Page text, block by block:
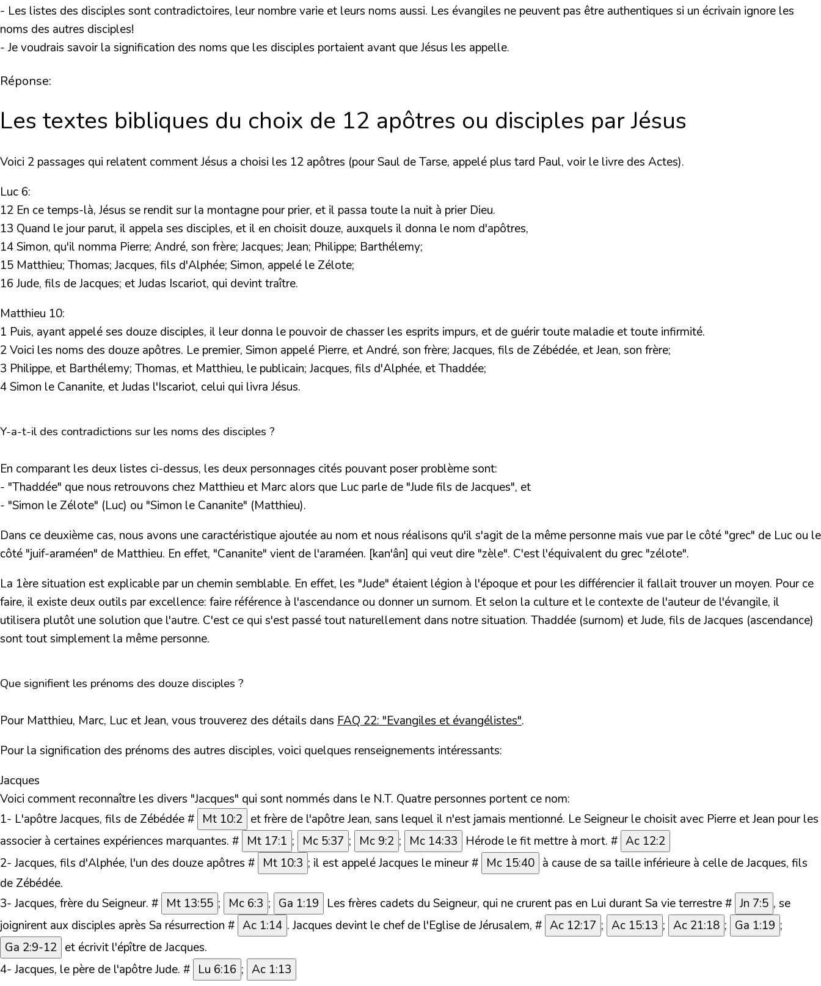
- Les listes des disciples sont contradictoires, leur nombre varie et leurs noms aussi. Les évangiles ne peuvent pas être authentiques si un écrivain ignore les
noms des autres disciples!
- Je voudrais savoir la signification des noms que les disciples portaient avant que Jésus les appelle.
Réponse:
Les textes bibliques du choix de 12 apôtres ou disciples par Jésus
Voici 2 passages qui relatent comment Jésus a choisi les 12 apôtres (pour Saul de Tarse, appelé plus tard Paul, voir le livre des Actes).
Luc 6:
12 En ce temps-là, Jésus se rendit sur la montagne pour prier, et il passa toute la nuit à prier Dieu.
13 Quand le jour parut, il appela ses disciples, et il en choisit douze, auxquels il donna le nom d'apôtres,
14 Simon, qu'il nomma Pierre; André, son frère; Jacques; Jean; Philippe; Barthélemy;
15 Matthieu; Thomas; Jacques, fils d'Alphée; Simon, appelé le Zélote;
16 Jude, fils de Jacques; et Judas Iscariot, qui devint traître.
Matthieu 10:
1 Puis, ayant appelé ses douze disciples, il leur donna le pouvoir de chasser les esprits impurs, et de guérir toute maladie et toute infirmité.
2 Voici les noms des douze apôtres. Le premier, Simon appelé Pierre, et André, son frère; Jacques, fils de Zébédée, et Jean, son frère;
3 Philippe, et Barthélemy; Thomas, et Matthieu, le publicain; Jacques, fils d'Alphée, et Thaddée;
4 Simon le Cananite, et Judas l'Iscariot, celui qui livra Jésus.
Y-a-t-il des contradictions sur les noms des disciples ?
En comparant les deux listes ci-dessus, les deux personnages cités pouvant poser problème sont:
- "Thaddée" que nous retrouvons chez Matthieu et Marc alors que Luc parle de "Jude fils de Jacques", et
- "Simon le Zélote" (Luc) ou "Simon le Cananite" (Matthieu).
Dans ce deuxième cas, nous avons une caractéristique ajoutée au nom et nous réalisons qu'il s'agit de la même personne mais vue par le côté "grec" de Luc ou le
côté "juif-araméen" de Matthieu. En effet, "Cananite" vient de l'araméen. [kan'ân] qui veut dire "zèle". C'est l'équivalent du grec "zélote".
La 1ère situation est explicable par un chemin semblable. En effet, les "Jude" étaient légion à l'époque et pour les différencier il fallait trouver un moyen. Pour ce
faire, il existe deux outils par excellence: faire référence à l'ascendance ou donner un surnom. Et selon la culture et le contexte de l'auteur de l'évangile, il
utilisera plutôt une solution que l'autre. C'est ce qui s'est passé tout naturellement dans notre situation. Thaddée (surnom) et Jude, fils de Jacques (ascendance)
sont tout simplement la même personne.
Que signifient les prénoms des douze disciples ?
Pour Matthieu, Marc, Luc et Jean, vous trouverez des détails dans FAQ 22: "Evangiles et évangélistes".
Pour la signification des prénoms des autres disciples, voici quelques renseignements intéressants:
Jacques
Voici comment reconnaître les divers "Jacques" qui sont nommés dans le N.T. Quatre personnes portent ce nom:
1- L'apôtre Jacques, fils de Zébédée # Mt 10:2 et frère de l'apôtre Jean, sans lequel il n'est jamais mentionné. Le Seigneur le choisit avec Pierre et Jean pour les
associer à certaines expériences marquantes. # Mt 17:1 ; Mc 5:37 ; Mc 9:2 ; Mc 14:33 Hérode le fit mettre à mort. # Ac 12:2
2- Jacques, fils d'Alphée, l'un des douze apôtres # Mt 10:3 ; il est appelé Jacques le mineur # Mc 15:40 à cause de sa taille inférieure à celle de Jacques, fils
de Zébédée.
3- Jacques, frère du Seigneur. # Mt 13:55 ; Mc 6:3 ; Ga 1:19 Les frères cadets du Seigneur, qui ne crurent pas en Lui durant Sa vie terrestre # Jn 7:5 , se
joignirent aux disciples après Sa résurrection # Ac 1:14 . Jacques devint le chef de l'Eglise de Jérusalem, # Ac 12:17 ; Ac 15:13 ; Ac 21:18 ; Ga 1:19 ;
Ga 2:9-12 et écrivit l'épître de Jacques.
4- Jacques, le père de l'apôtre Jude. # Lu 6:16 ; Ac 1:13